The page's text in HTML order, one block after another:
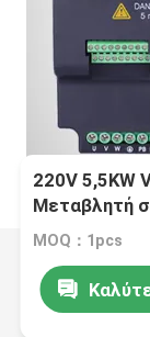
220V 5,5KW
Μεταβλητή
MOQ：1pcs